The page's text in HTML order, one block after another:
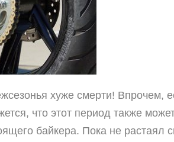
хуже смерти! Впрочем,
что этот период также
байкера. Пока не растаял